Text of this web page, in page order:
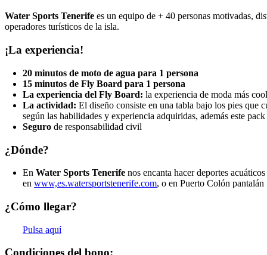
Water Sports Tenerife es un equipo de + 40 personas motivadas,
operadores turísticos de la isla.
¡La experiencia!
20 minutos de moto de agua para 1 persona
15 minutos de Fly Board para 1 persona
La experiencia del Fly Board: la experiencia de moda más
La actividad: El diseño consiste en una tabla bajo los pies que
según las habilidades y experiencia adquiridas, además este
Seguro de responsabilidad civil
¿Dónde?
En Water Sports Tenerife nos encanta hacer deportes
en www,es.watersportstenerife.com, o en Puerto Colón
¿Cómo llegar?
Pulsa aquí